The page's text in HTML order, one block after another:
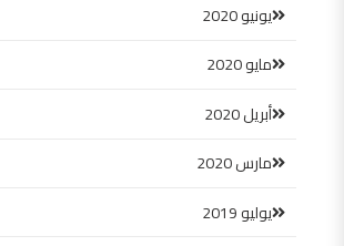
يونيو 2020
مايو 2020
أبريل 2020
مارس 2020
يوليو 2019